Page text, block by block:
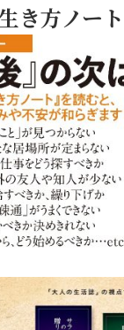
き方ノート